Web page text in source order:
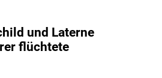
und Laterne
flüchtete